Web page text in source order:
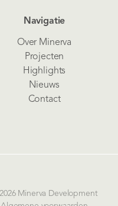
Navigatie
Over Minerva
Projecten
Highlights
Nieuws
Contact
Minerva Development